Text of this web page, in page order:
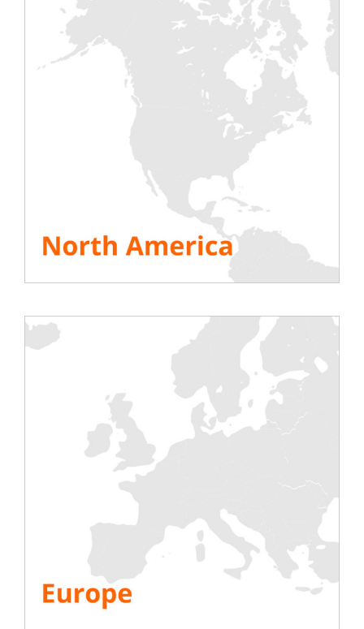
Rejestracja jest bezpłatna.
I REGISTER
Dowiedz się więcej:
program dnia
prelegenci i tematy
Czekamy na Ciebie!
ZOBACZ WSZYSTKIE ZASOBY
Akumulator
Uruchomienie IST